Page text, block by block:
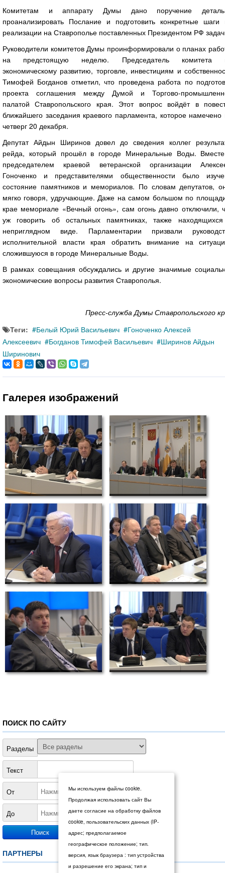
Комитетам и аппарату Думы дано поручение
проанализировать Послание и подготовить конкретные шаги
реализации на Ставрополье поставленных Президентом РФ
Руководители комитетов Думы проинформировали о планах
на предстоящую неделю. Председатель комитета
экономическому развитию, торговле, инвестициям и
Тимофей Богданов отметил, что проведена работа по
проекта соглашения между Думой и Торгово-
палатой Ставропольского края. Этот вопрос войдёт в
ближайшего заседания краевого парламента, которое намечено
четверг 20 декабря.
Депутат Айдын Ширинов довел до сведения коллег
рейда, который прошёл в городе Минеральные Воды.
председателем краевой ветеранской организации
Гоноченко и представителями общественности было
состояние памятников и мемориалов. По словам депутатов,
мягко говоря, удручающие. Даже на самом большом по
крае мемориале «Вечный огонь», сам огонь давно отключили,
уж говорить об остальных памятниках, также
неприглядном виде. Парламентарии призвали
исполнительной власти края обратить внимание на
сложившуюся в городе Минеральные Воды.
В рамках совещания обсуждались и другие значимые
экономические вопросы развития Ставрополья.
Пресс-служба Думы Ставропольского
Теги:
Белый Юрий Васильевич
Гоноченко Алексей
Алексеевич
Богданов Тимофей Васильевич
Ширинов Айдын
Ширинович
Галерея изображений
ПОИСК ПО САЙТУ
Разделы
Текст
От
До
ПАРТНЕРЫ
Мы используем файлы cookie.
Продолжая использовать сайт Вы
даете согласие на обработку файлов
cookie, пользовательских данных (IP-
адрес; предполагаемое
географическое положение; тип.
версия, язык браузера : тип устройства
и разрешение его экрана; тип и